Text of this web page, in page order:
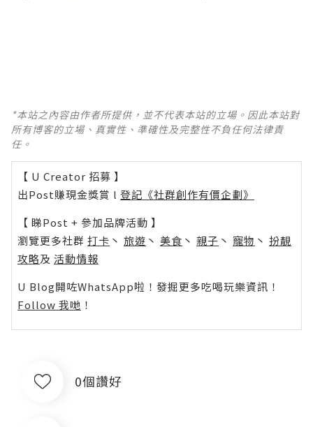
*本站之內容由作者所提供，並不代表本站的立場。因此本站對
所有博客的立場、真實性、準確性及完整性不負任何法律責
任。
【 U Creator 招募 】
出Post賺現金獎賞 l 登記《社群創作有價企劃》
【 睇Post + 參加品牌活動 】
瀏覽更多社群 打卡 丶 旅遊 丶 美食 丶 親子 丶 寵物 丶 扮靚
攻略及 活動情報
U Blog開咗WhatsApp啦！發掘更多吃喝玩樂資訊！
Follow 我哋 ！
0個讚好